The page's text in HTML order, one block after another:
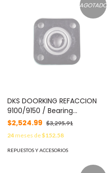
AGOTADO
DKS DOORKING REFACCION
9100/9150 / Bearing
Assembly Rear 9100/9150()
$2,524.99 $3,295.91
24meses de$152.58
REPUESTOS Y ACCESORIOS